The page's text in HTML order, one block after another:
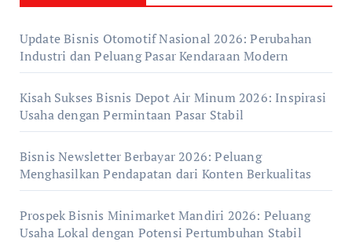
Update Bisnis Otomotif Nasional 2026: Perubahan
Industri dan Peluang Pasar Kendaraan Modern
Kisah Sukses Bisnis Depot Air Minum 2026: Inspirasi
Usaha dengan Permintaan Pasar Stabil
Bisnis Newsletter Berbayar 2026: Peluang
Menghasilkan Pendapatan dari Konten Berkualitas
Prospek Bisnis Minimarket Mandiri 2026: Peluang
Usaha Lokal dengan Potensi Pertumbuhan Stabil